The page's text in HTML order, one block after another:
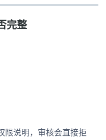
完整
说明，审核会直接拒